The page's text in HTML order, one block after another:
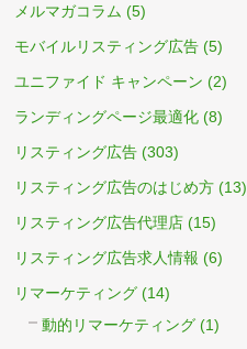
メルマガコラム (5)
モバイルリスティング広告 (5)
ユニファイド キャンペーン (2)
ランディングページ最適化 (8)
リスティング広告 (303)
リスティング広告のはじめ方 (13)
リスティング広告代理店 (15)
リスティング広告求人情報 (6)
リマーケティング (14)
動的リマーケティング (1)